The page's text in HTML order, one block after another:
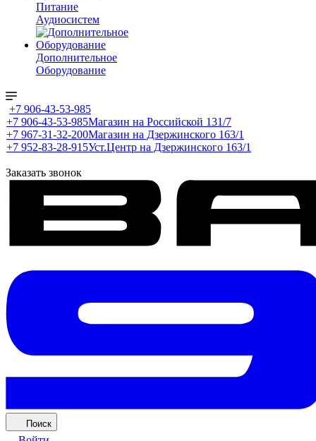
Питание
Аудиосистем
Дополнительное
Оборудование
+7 906-43-53-985
+7 906-43-53-985Магазин на Российской 131/7
+7 967-31-32-200Магазин на Дзержинского 163/1
+7 952-83-28-915Уст.Центр на Дзержинского 163/1
Заказать звонок
Поиск